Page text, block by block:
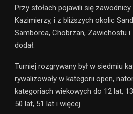
Przy stołach pojawili się
Kazimierzy, i z bliższych okolic
Samborca, Chobrzan, Zawichostu i
dodał.
Turniej rozgrywany był w siedmiu
rywalizowały w kategorii open,
kategoriach wiekowych do 12 lat,
50 lat, 51 lat i więcej.